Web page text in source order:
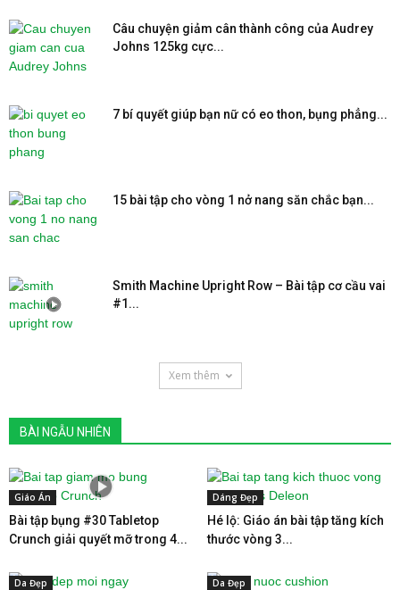
Câu chuyện giảm cân thành công của Audrey
Johns 125kg cực...
7 bí quyết giúp bạn nữ có eo thon, bụng phẳng...
15 bài tập cho vòng 1 nở nang săn chắc bạn...
Smith Machine Upright Row – Bài tập cơ cầu vai
#1...
Xem thêm
BÀI NGẪU NHIÊN
Giáo Án
Bài tập bụng #30 Tabletop
Crunch giải quyết mỡ trong 4...
Dáng Đẹp
Hé lộ: Giáo án bài tập tăng kích
thước vòng 3...
Da Đẹp Da Đẹp